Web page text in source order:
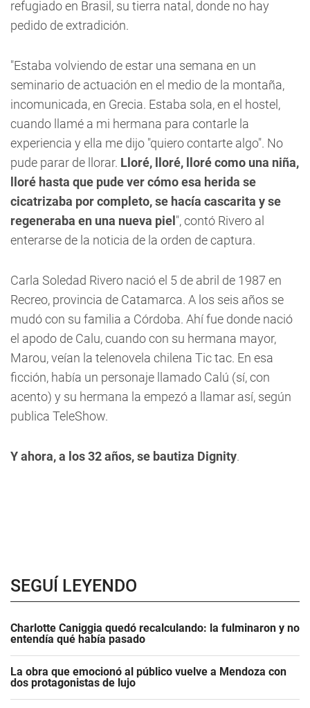
refugiado en Brasil, su tierra natal, donde no hay
pedido de extradición.
"Estaba volviendo de estar una semana en un
seminario de actuación en el medio de la montaña,
incomunicada, en Grecia. Estaba sola, en el hostel,
cuando llamé a mi hermana para contarle la
experiencia y ella me dijo "quiero contarte algo". No
pude parar de llorar. Lloré, lloré, lloré como una niña,
lloré hasta que pude ver cómo esa herida se
cicatrizaba por completo, se hacía cascarita y se
regeneraba en una nueva piel ", contó Rivero al
enterarse de la noticia de la orden de captura.
Carla Soledad Rivero nació el 5 de abril de 1987 en
Recreo, provincia de Catamarca. A los seis años se
mudó con su familia a Córdoba. Ahí fue donde nació
el apodo de Calu, cuando con su hermana mayor,
Marou, veían la telenovela chilena Tic tac. En esa
ficción, había un personaje llamado Calú (sí, con
acento) y su hermana la empezó a llamar así, según
publica TeleShow.
Y ahora, a los 32 años, se bautiza Dignity.
SEGUÍ LEYENDO
Charlotte Caniggia quedó recalculando: la fulminaron y no
entendía qué había pasado
La obra que emocionó al público vuelve a Mendoza con
dos protagonistas de lujo